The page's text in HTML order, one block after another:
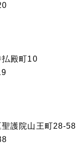
払殿町10
護院山王町28-58